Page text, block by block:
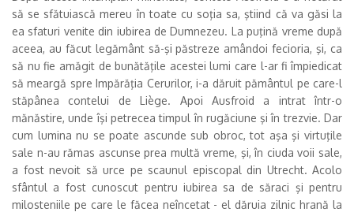
să se sfătuiască mereu în toate cu soţia sa, ştiind că va găsi la
ea sfaturi venite din iubirea de Dumnezeu. La puţină vreme după
aceea, au făcut legământ să-şi păstreze amândoi fecioria, şi, ca
să nu fie amăgit de bunătăţile acestei lumi care l-ar fi împiedicat
să meargă spre Impărăţia Cerurilor, i-a dăruit pământul pe care-l
stăpânea contelui de Liège. Apoi Ausfroid a intrat într-o
mănăstire, unde îşi petrecea timpul în rugăciune şi în trezvie. Dar
cum lumina nu se poate ascunde sub obroc, tot aşa şi virtuţile
sale n-au rămas ascunse prea multă vreme, şi, în ciuda voii sale,
a fost nevoit să urce pe scaunul episcopal din Utrecht. Acolo
sfântul a fost cunoscut pentru iubirea sa de săraci şi pentru
milosteniile pe care le făcea neîncetat - el dăruia zilnic hrană la